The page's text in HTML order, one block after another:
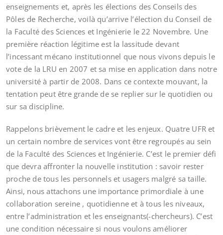
enseignements et, après les élections des Conseils des
Pôles de Recherche, voilà qu’arrive l’élection du Conseil de
la Faculté des Sciences et Ingénierie le 22 Novembre. Une
première réaction légitime est la lassitude devant
l’incessant mécano institutionnel que nous vivons depuis le
vote de la LRU en 2007 et sa mise en application dans notre
université à partir de 2008. Dans ce contexte mouvant, la
tentation peut être grande de se replier sur le quotidien ou
sur sa discipline.
Rappelons brièvement le cadre et les enjeux. Quatre UFR et
un certain nombre de services vont être regroupés au sein
de la Faculté des Sciences et Ingénierie. C’est le premier défi
que devra affronter la nouvelle institution : savoir rester
proche de tous les personnels et usagers malgré sa taille.
Ainsi, nous attachons une importance primordiale à une
collaboration sereine , quotidienne et à tous les niveaux,
entre l’administration et les enseignants(-chercheurs). C’est
une condition nécessaire si nous voulons améliorer